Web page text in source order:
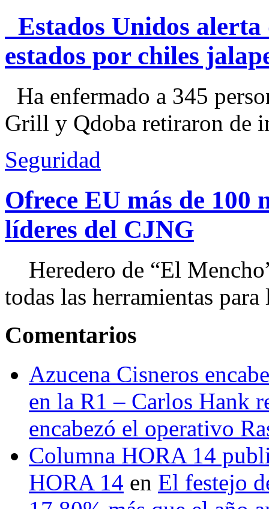
Estados Unidos alerta
estados por chiles
Ha enfermado a 345
Grill y Qdoba retiraron de
Seguridad
Ofrece EU más de 100
líderes del CJNG
Heredero de “El
todas las herramientas
Comentarios
Azucena Cisneros
en la R1 – Carlos Hank
encabezó el operativo
Columna HORA 14
HORA 14 en El festejo